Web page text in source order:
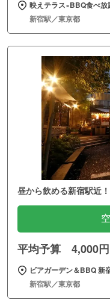
映えテラス×BBQ食べ
新宿駅／東京都
昼から飲める新宿駅近
平均予算 4,000円
ビアガーデン＆BBQ 新
新宿駅／東京都